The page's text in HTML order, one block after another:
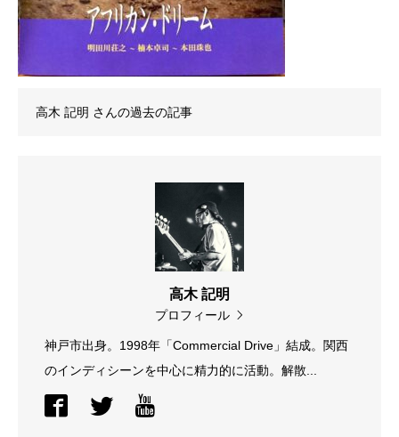
高木 記明 さんの過去の記事
高木 記明
プロフィール
神戸市出身。1998年「Commercial Drive」結成。関西
のインディシーンを中心に精力的に活動。解散...